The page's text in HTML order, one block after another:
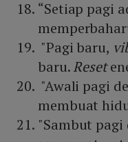
“Setiap pagi
"Pagi baru,
baru.Reset
"Awali pagi
membuat
"Sambut pagi